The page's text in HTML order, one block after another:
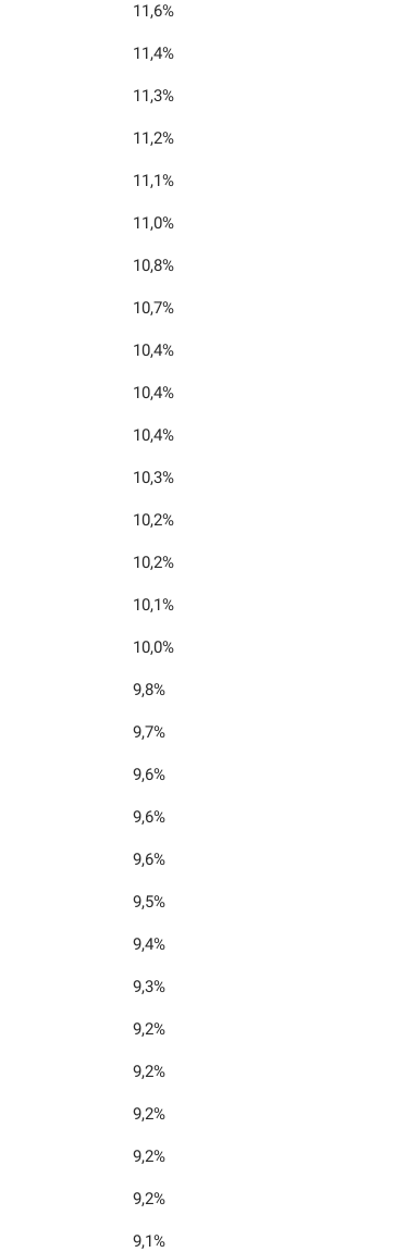
11,6%
11,4%
11,3%
11,2%
11,1%
11,0%
10,8%
10,7%
10,4%
10,4%
10,4%
10,3%
10,2%
10,2%
10,1%
10,0%
9,8%
9,7%
9,6%
9,6%
9,6%
9,5%
9,4%
9,3%
9,2%
9,2%
9,2%
9,2%
9,2%
9,1%